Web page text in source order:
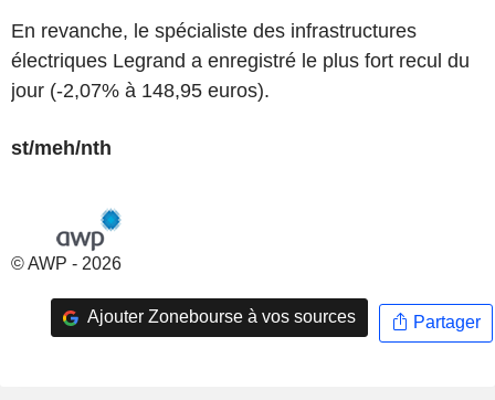
En revanche, le spécialiste des infrastructures
électriques Legrand a enregistré le plus fort recul du
jour (-2,07% à 148,95 euros).
st/meh/nth
© AWP - 2026
Ajouter Zonebourse à vos sources Partager